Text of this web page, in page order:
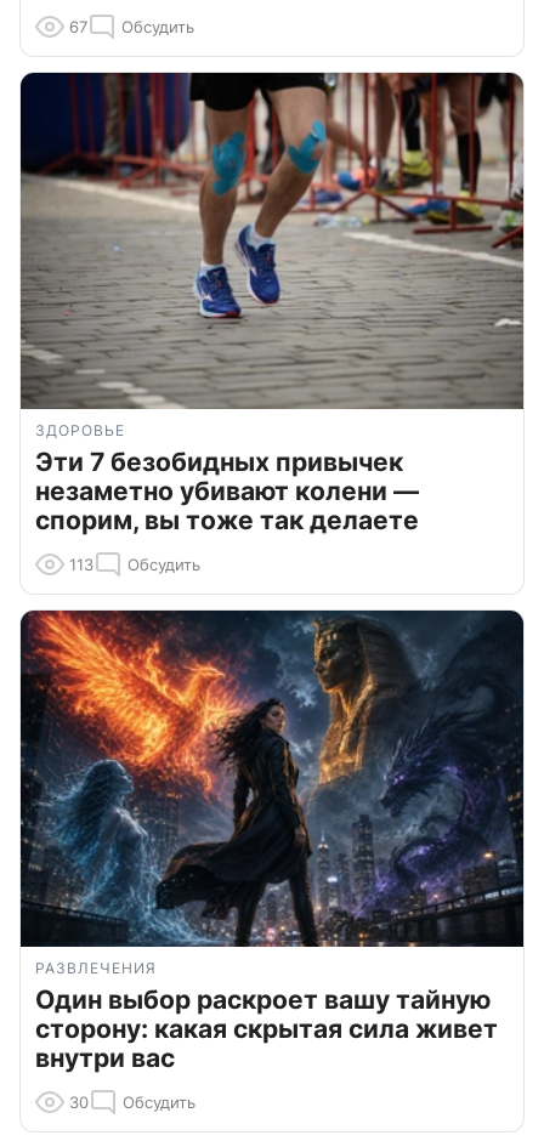
67 Обсудить
ЗДОРОВЬЕ
Эти 7 безобидных привычек
незаметно убивают колени —
спорим, вы тоже так делаете
113 Обсудить
РАЗВЛЕЧЕНИЯ
Один выбор раскроет вашу тайную
сторону: какая скрытая сила живет
внутри вас
30 Обсудить